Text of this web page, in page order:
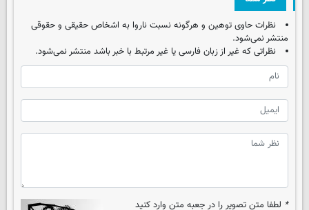
نظرات حاوی توهین و هرگونه نسبت ناروا به اشخاص حقیقی و حقوقی
منتشر نمی‌شود.
نظراتی که غیر از زبان فارسی یا غیر مرتبط با خبر باشد منتشر نمی‌شود.
* لطفا متن تصویر را در جعبه متن وارد کنید